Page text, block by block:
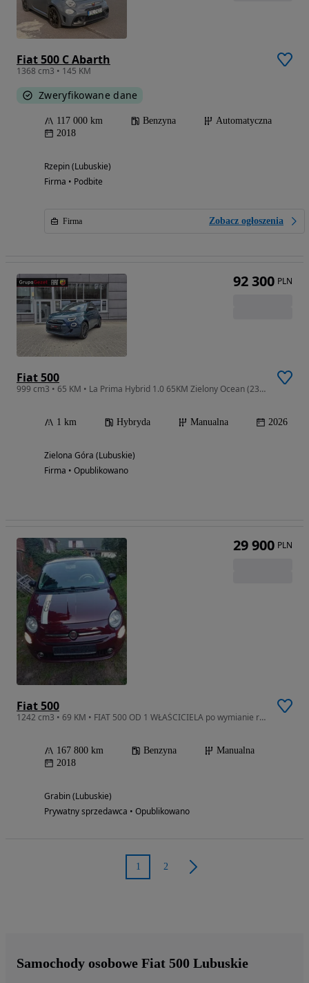
Fiat 500 C Abarth
1368 cm3 • 145 KM
Zweryfikowane dane
117 000 km Benzyna
Automatyczna
2018
Rzepin (Lubuskie)
Firma • Podbite
Firma Zobacz ogłoszenia
Fiat 500
999 cm3 • 65 KM • La Prima Hybrid 1.0 65KM Zielony Ocean (230)
1 km Hybryda Manualna 2026
Zielona Góra (Lubuskie)
Firma • Opublikowano
92 300 PLN
Fiat 500
1242 cm3 • 69 KM • FIAT 500 OD 1 WŁAŚCICIELA po wymianie rozrządu, świec ,oleju i Filtrów
167 800 km Benzyna
Manualna
2018
Grabin (Lubuskie)
Prywatny sprzedawca • Opublikowano
29 900 PLN
1 2
Samochody osobowe Fiat 500 Lubuskie